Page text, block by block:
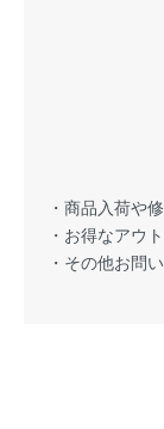
・商品入荷や
・お得なアウ
・その他お問